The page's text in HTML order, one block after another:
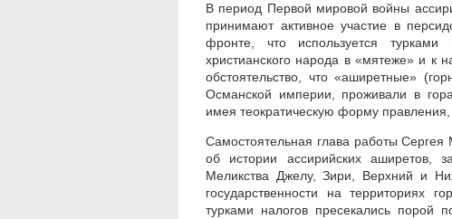
В период Первой мировой войны
принимают активное участие в
фронте, что используется
христианского народа в «мятеже» и к
обстоятельство, что «аширетные»
Османской империи, проживали в
имея теократическую форму правления,
Самостоятельная глава работы
об истории ассирийских аширетов,
Меликства Джелу, Зири, Верхний и
государственности на территориях
турками налогов пресекались порой